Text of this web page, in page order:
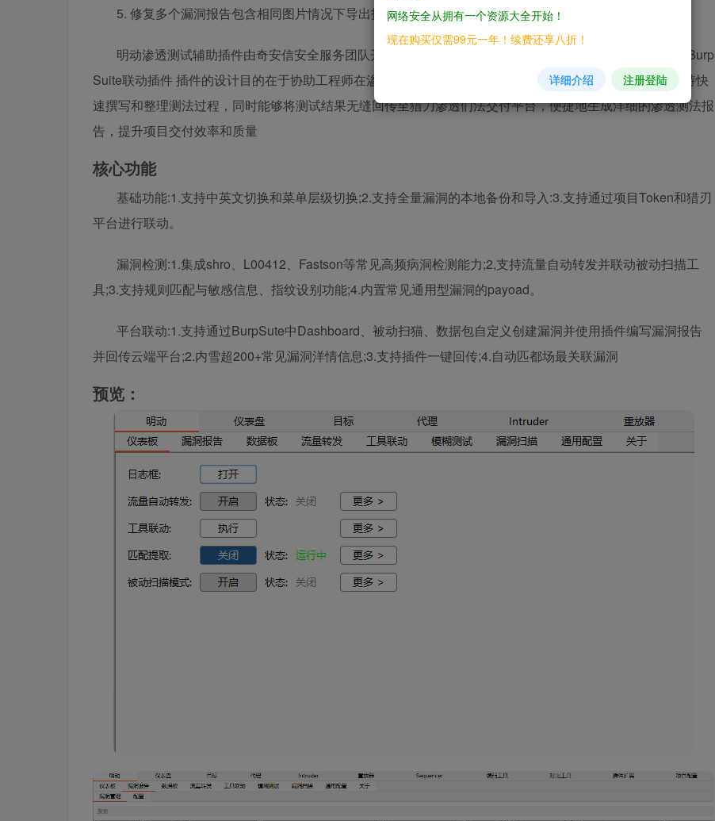
5. 修复多个漏洞报告包含相同图片情况下导出报告导致图片路径错误的bug
明动渗透测试辅助插件由奇安信安全服务团队开发，是一款专为云端猎刃渗透测试交付平台设计的线下Burp
Suite联动插件插件的设计目的在于协助工程师在渗透测法过程中高效地识易和观法潜在的安全漏洞，并支持快
速撰写和整理测法过程，同时能够将测试结果无缝回传至猎刀渗透们法交付平台，便捷地生成洋细的渗透测法报
告，提升项目交付效率和质量
核心功能
基础功能:1.支持中英文切换和菜单层级切换;2.支持全量漏洞的本地备份和导入:3.支持通过项目Token和猎刃
平台进行联动。
漏洞检测:1.集成shro、L00412、Fastson等常见高频病洞检测能力;2,支持流量自动转发并联动被动扫描工
具;3.支持规则匹配与敏感信息、指纹设别功能;4.内置常见通用型漏洞的payoad。
平台联动:1.支持通过BurpSute中Dashboard、被动扫猫、数据包自定义创建漏洞并使用插件编写漏洞报告
并回传云端平台;2.内雪超200+常见漏洞洋情信息;3.支持插件一键回传;4.自动匹都场最关联漏洞
预览：
网络安全从拥有一个资源大全开始！
现在购买仅需99元一年！续费还享八折！
详细介绍 注册登陆